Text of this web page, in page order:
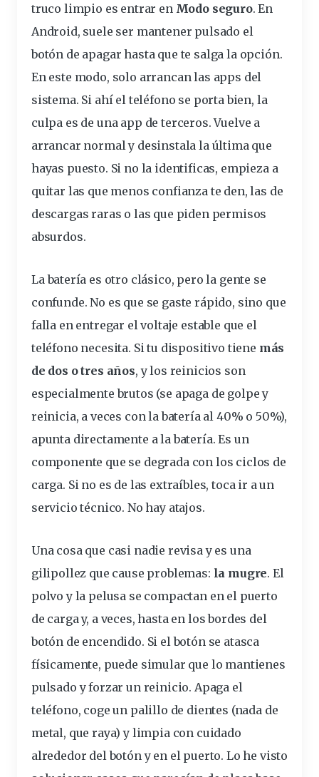
truco limpio es entrar en Modo seguro. En
Android, suele ser mantener pulsado el
botón de apagar hasta que te salga la opción.
En este modo, solo arrancan las apps del
sistema. Si ahí el teléfono se porta bien, la
culpa es de una app de terceros. Vuelve a
arrancar normal y desinstala la última que
hayas puesto. Si no la identificas, empieza a
quitar las que menos confianza te den, las de
descargas raras o las que piden permisos
absurdos.
Labatería es otro clásico, pero la gente se
confunde. No es que se gasterápido, sino que
falla en entregar el voltaje estable que el
teléfono necesita. Si tu dispositivo tiene más
de dos o tres años, y los reinicios son
especialmente brutos (se apaga de golpe y
reinicia, a veces con la batería al 40% o 50%),
apunta directamente a la batería. Es un
componente que se degrada con los ciclos de
carga. Si no es de las extraíbles, toca ir a un
servicio técnico. No hay atajos.
Una cosa que casi nadie revisa y es una
gilipollez que cause problemas: la mugre. El
polvo y la pelusa se compactan en el puerto
de carga y, a veces, hasta en los bordes del
botón de encendido. Si el botón se atasca
físicamente, puede simular que lo mantienes
pulsado y forzar un reinicio. Apaga el
teléfono, coge un palillo de dientes (nada de
metal, que raya) y limpia con cuidado
alrededor del botón y en el puerto. Lo he visto